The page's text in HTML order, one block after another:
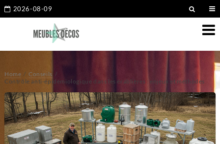
2026-08-09
Home
Conseils
Contrôle anti-épidémiologique dans les érablières : enjeux et méthodes